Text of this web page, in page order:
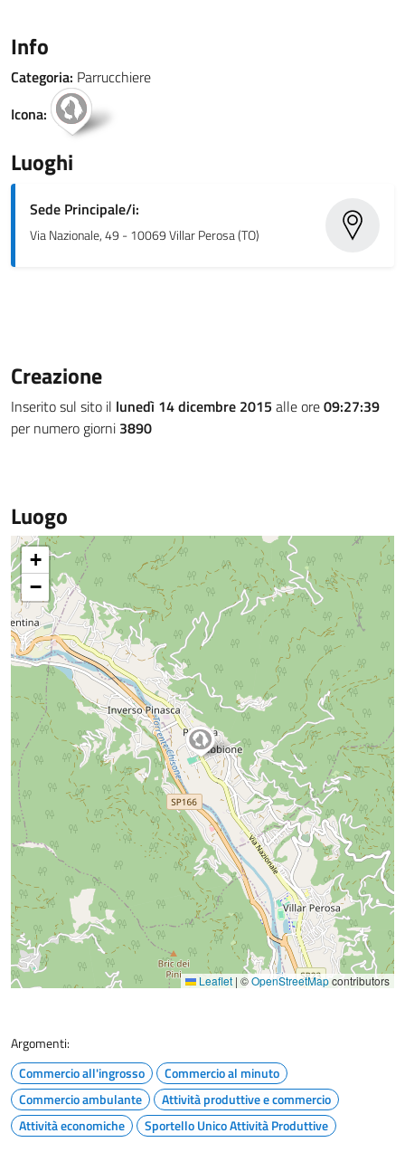
Info
Categoria: Parrucchiere
Icona:
Luoghi
Sede Principale/i:
Via Nazionale, 49 - 10069 Villar Perosa (TO)
Creazione
Inserito sul sito il lunedì 14 dicembre 2015 alle ore09:27:39
per numero giorni 3890
Luogo
+
−
Leaflet | ©OpenStreetMapcontributors
Argomenti:
Commercio all'ingrosso
Commercio al minuto
Commercio ambulante
Attività produttive e commercio
Attività economiche
Sportello Unico Attività Produttive